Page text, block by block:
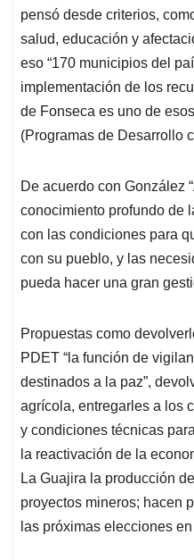
pensó desde criterios,
salud, educación y
eso “170 municipios del
implementación de los
de Fonseca es uno de
(Programas de Desarrollo
De acuerdo con González
conocimiento profundo de
con las condiciones para
con su pueblo, y las
pueda hacer una gran
Propuestas como
PDET “la función de
destinados a la paz”,
agrícola, entregarles a los
y condiciones técnicas
la reactivación de la
La Guajira la producción
proyectos mineros; hacen
las próximas elecciones